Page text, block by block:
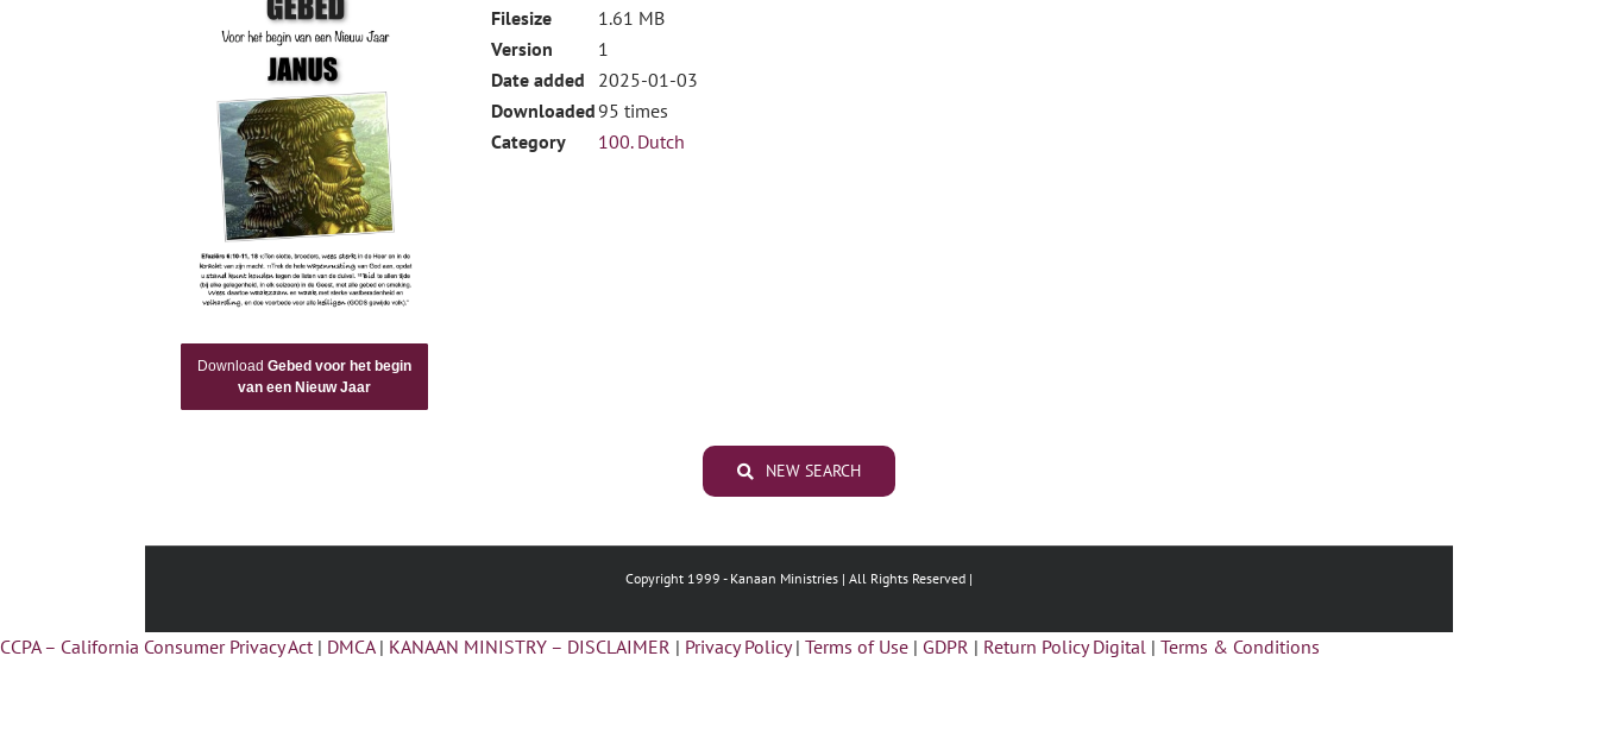
Download Gebed voor het begin
van een Nieuw Jaar
Filesize
1.61 MB
Version
1
Date added
2025-01-03
Downloaded95 times
Category
100. Dutch
NEW SEARCH
Copyright 1999 - Kanaan Ministries | All Rights Reserved |
CCPA – California Consumer Privacy Act | DMCA | KANAAN MINISTRY – DISCLAIMER | Privacy Policy | Terms of Use | GDPR | Return Policy Digital | Terms & Conditions